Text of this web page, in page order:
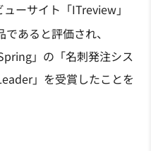
ーサイト「ITreview」
あると評価され、
」の「名刺発注シス
」を受賞したことを